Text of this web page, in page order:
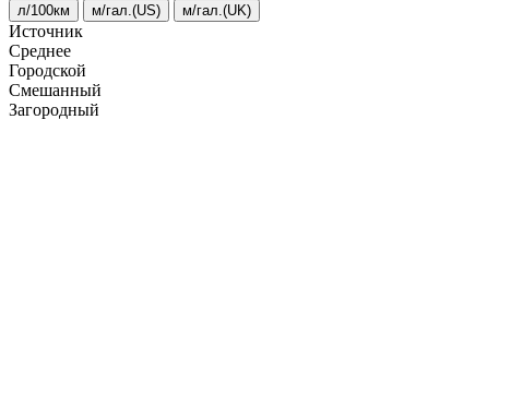
л/100км м/гал.(US) м/гал.(UK)
Источник
Среднее
Городской
Смешанный
Загородный